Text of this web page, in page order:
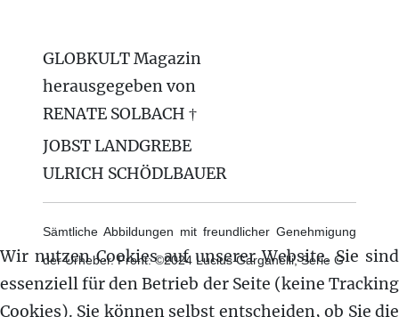
GLOBKULT Magazin
herausgegeben von
RENATE SOLBACH †
JOBST LANDGREBE
ULRICH SCHÖDLBAUER
Sämtliche Abbildungen mit freundlicher Genehmigung
der Urheber. Front: ©2024 Lucius Garganelli, Serie G
Wir nutzen Cookies auf unserer Website. Sie sind
essenziell für den Betrieb der Seite (keine Tracking
Cookies). Sie können selbst entscheiden, ob Sie die